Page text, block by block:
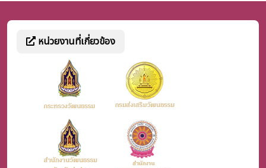
หน่วยงานที่เกี่ยวข้อง